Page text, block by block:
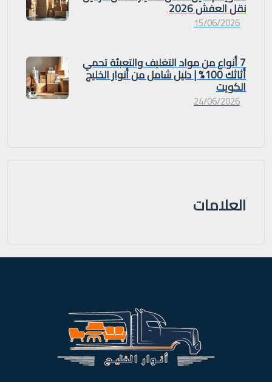
نقل العفش 2026
15/06/2026
7 أنواع من مواد التغليف والتعبئة تحمي
أثاثك 100% | دليل شامل من أنوار الخليج
الكويت
24/06/2026
العلامات